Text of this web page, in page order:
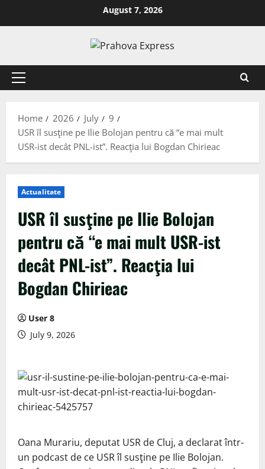
August 7, 2026
Home 2026 July
9
USR îl susţine pe Ilie Bolojan pentru că “e mai mult
USR-ist decât PNL-ist”. Reacţia lui Bogdan Chirieac
Actualitate
USR îl susţine pe Ilie Bolojan
pentru că “e mai mult USR-ist
decât PNL-ist”. Reacţia lui
Bogdan Chirieac
User 8
July 9, 2026
Oana Murariu, deputat USR de Cluj, a declarat într-
un podcast de ce USR îl susţine pe Ilie Bolojan.